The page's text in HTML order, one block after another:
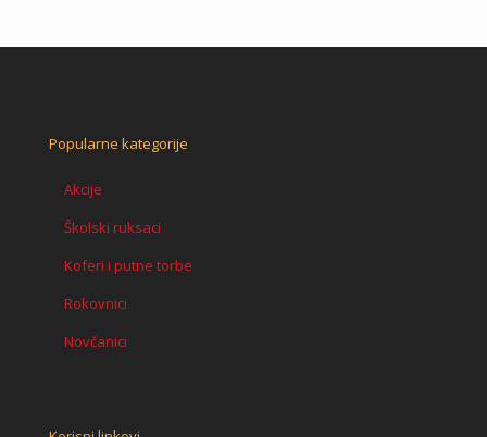
Popularne kategorije
Akcije
Školski ruksaci
Koferi i putne torbe
Rokovnici
Novčanici